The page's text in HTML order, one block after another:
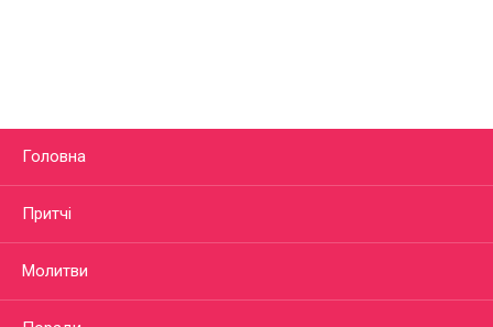
Головна
Притчі
Молитви